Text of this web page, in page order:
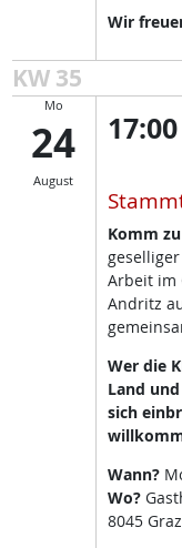
Wir
KW 35
Mo
24
August
17:00
Komm
Arbeit im
Andritz
Wer die
Land
sich
Wann?
Wo?
8045 Graz